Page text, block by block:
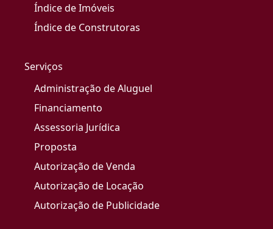
Índice de Imóveis
Índice de Construtoras
Serviços
Administração de Aluguel
Financiamento
Assessoria Jurídica
Proposta
Autorização de Venda
Autorização de Locação
Autorização de Publicidade